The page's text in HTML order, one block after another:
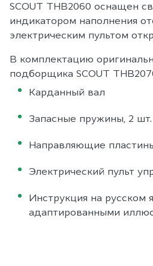
SCOUT THB2060 оснащен
индикатором наполнения
электрическим пультом
В комплектацию
подборщика SCOUT
Карданный вал
Запасные пружины, 2 шт.
Направляющие
Электрический пульт
Инструкция на русском
адаптированными